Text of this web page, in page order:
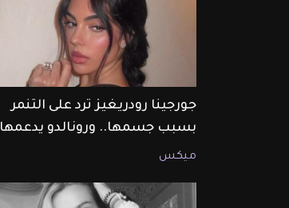
جورجينا رودريغيز ترد على التنمر
بسبب جسمها.. ورونالدو يدعمها
ميكس